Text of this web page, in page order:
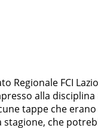
Regionale FCI
alla
tappe che
che